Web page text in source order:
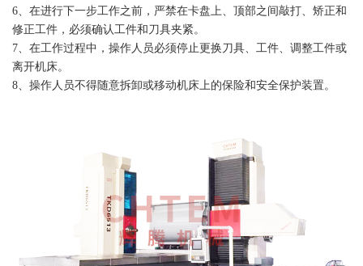
6、在进行下一步工作之前，严禁在卡盘上、顶部之间敲打、矫正和
修正工件，必须确认工件和刀具夹紧。
7、在工作过程中，操作人员必须停止更换刀具、工件、调整工件或
离开机床。
8、操作人员不得随意拆卸或移动机床上的保险和安全保护装置。